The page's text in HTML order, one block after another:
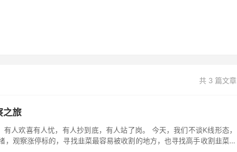
共 3 篇文章
之旅
人欢喜有人忧，有人抄到底，有人站了岗。 今天，我们不谈K线形态，
观察涨停标的，寻找韭菜最容易被收割的地方，也寻找高手收割韭菜的